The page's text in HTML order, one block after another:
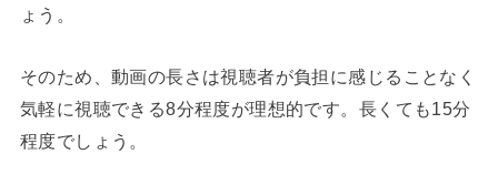
ょう。
そのため、動画の長さは視聴者が負担に感じることなく
気軽に視聴できる8分程度が理想的です。長くても15分
程度でしょう。